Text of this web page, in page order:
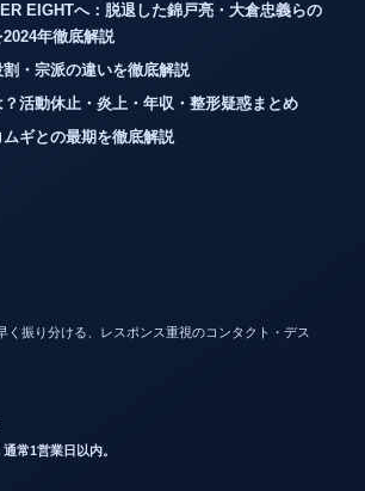
EIGHTへ：脱退した錦戸亮・大倉忠義らの
年徹底解説
・宗派の違いを徹底解説
活動休止・炎上・年収・整形疑惑まとめ
ギとの最期を徹底解説
く振り分ける、レスポンス重視のコンタクト・デス
常1営業日以内。